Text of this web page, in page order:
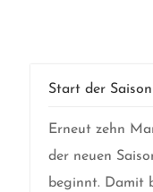
Start der
Erneut zehn
der neuen
beginnt. Damit